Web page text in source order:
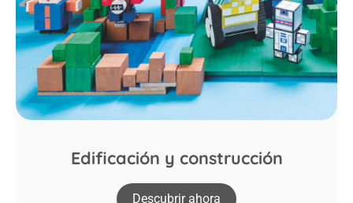
Edificación y construcción
Descubrir ahora